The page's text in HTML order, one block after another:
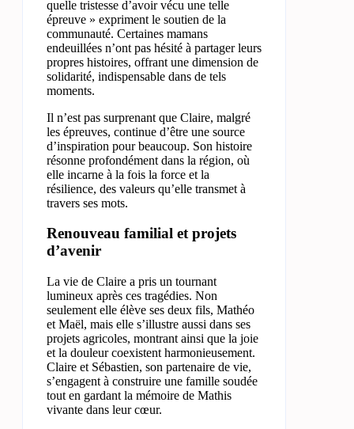
quelle tristesse d’avoir vécu une telle
épreuve » expriment le soutien de la
communauté. Certaines mamans
endeuillées n’ont pas hésité à partager leurs
propres histoires, offrant une dimension de
solidarité, indispensable dans de tels
moments.
Il n’est pas surprenant que Claire, malgré
les épreuves, continue d’être une source
d’inspiration pour beaucoup. Son histoire
résonne profondément dans la région, où
elle incarne à la fois la force et la
résilience, des valeurs qu’elle transmet à
travers ses mots.
Renouveau familial et projets
d’avenir
La vie de Claire a pris un tournant
lumineux après ces tragédies. Non
seulement elle élève ses deux fils, Mathéo
et Maël, mais elle s’illustre aussi dans ses
projets agricoles, montrant ainsi que la joie
et la douleur coexistent harmonieusement.
Claire et Sébastien, son partenaire de vie,
s’engagent à construire une famille soudée
tout en gardant la mémoire de Mathis
vivante dans leur cœur.